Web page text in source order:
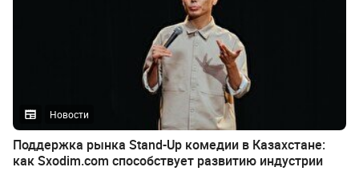
Новости
Поддержка рынка Stand-Up комедии в Казахстане:
как Sxodim.com способствует развитию индустрии